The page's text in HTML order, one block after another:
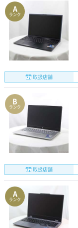
A
ランク
取扱店舗
B
ランク
取扱店舗
A
ランク